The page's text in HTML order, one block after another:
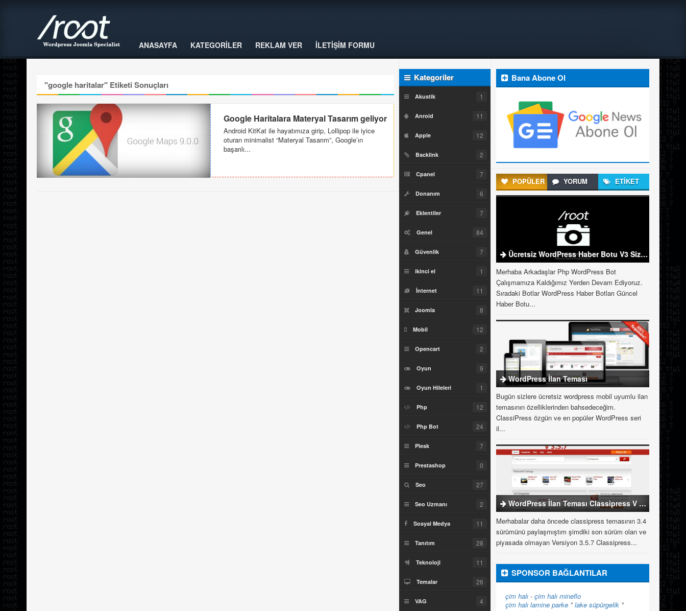
ANASAYFA KATEGORİLER REKLAM VER İLETİŞİM FORMU
"google haritalar" Etiketi Sonuçları
Google Haritalara Materyal Tasarım geliyor
Android KitKat ile hayatımıza girip, Lollipop ile iyice
oturan minimalist “Materyal Tasarım”, Google’ın
başarılı...
Kategoriler
Akustik 1
Anroid 11
Apple 12
Backlink 2
Cpanel 7
Donanım 6
Eklentiler 7
Genel 84
Güvenlik 7
ikinci el 1
İnternet 11
Joomla 8
Mobil 12
Opencart 2
Oyun 9
Oyun Hileleri 1
Php 12
Php Bot 24
Plesk 7
Prestashop 0
Seo 27
Seo Uzmanı 2
Sosyal Medya 11
Tanıtım 28
Teknoloji 11
Temalar 26
VAG 4
Bana Abone Ol
POPÜLER YORUM ETİKET
Ücretsiz WordPress Haber Botu V3 Sizlerle
Merhaba Arkadaşlar Php WordPress Bot
Çalışmamıza Kaldığımız Yerden Devam Ediyoruz.
Sıradaki Botlar WordPress Haber Botları Güncel
Haber Botu...
WordPress İlan Teması
Bugün sizlere ücretsiz wordpress mobil uyumlu ilan
temasının özelliklerinden bahsedeceğim.
ClassiPress özgün ve en popüler WordPress seri
il...
WordPress İlan Teması Classipress V 3.5.7
Merhabalar daha öncede classipress temasının 3.4
sürümünü paylaşmıştım şimdiki son sürüm olan ve
piyasada olmayan Versiyon 3.5.7 Classipress...
SPONSOR BAĞLANTILAR
çim halı - çim halı mineflo
çim halı lamine parke *lake süpürgelik *